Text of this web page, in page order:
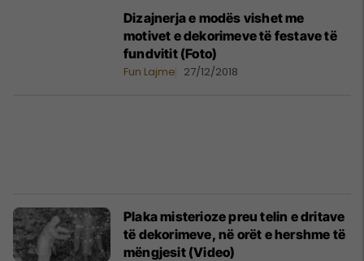
Dizajnerja e modës vishet me
motivet e dekorimeve të festave të
fundvitit (Foto)
Fun Lajme 27/12/2018
Plaka misterioze preu telin e dritave
të dekorimeve, në orët e hershme të
mëngjesit (Video)